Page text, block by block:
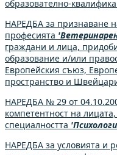
образователно-
НАРЕДБА за признаване
професията
граждани и лица,
образование и/или
Европейския съюз,
пространство и
НАРЕДБА № 29 от
компетентност на
специалността
НАРЕДБА за условията и